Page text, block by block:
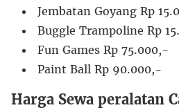
Jembatan Goyang Rp
Buggle Trampoline Rp
Fun Games Rp 75.000,-
Paint Ball Rp 90.000,-
Harga Sewa peralatan